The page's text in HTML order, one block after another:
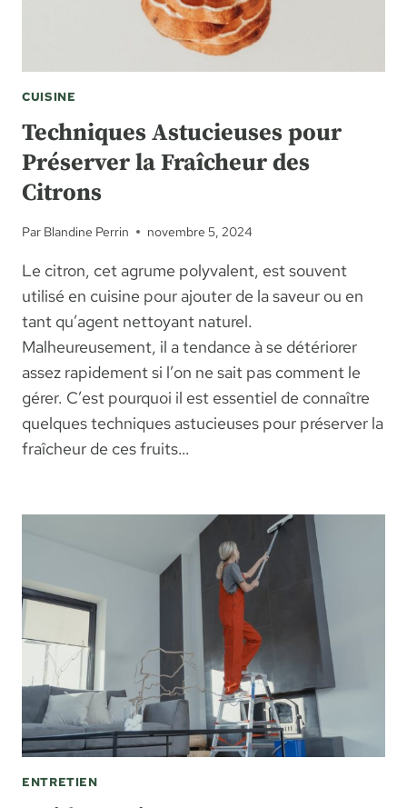
CUISINE
Techniques Astucieuses pour
Préserver la Fraîcheur des
Citrons
Par Blandine Perrin novembre 5, 2024
Le citron, cet agrume polyvalent, est souvent
utilisé en cuisine pour ajouter de la saveur ou en
tant qu’agent nettoyant naturel.
Malheureusement, il a tendance à se détériorer
assez rapidement si l’on ne sait pas comment le
gérer. C’est pourquoi il est essentiel de connaître
quelques techniques astucieuses pour préserver la
fraîcheur de ces fruits…
ENTRETIEN